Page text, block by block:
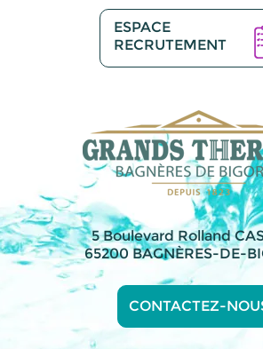
ESPACE
RECRUTEMENT
5 Boulevard Rolland
65200 BAGNÈRES-DE-
CONTACTEZ-